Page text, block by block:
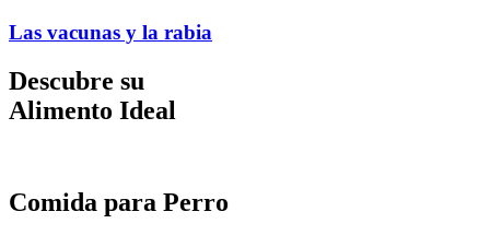
Las vacunas y la rabia
Descubre su
Alimento Ideal
Comida para Perro